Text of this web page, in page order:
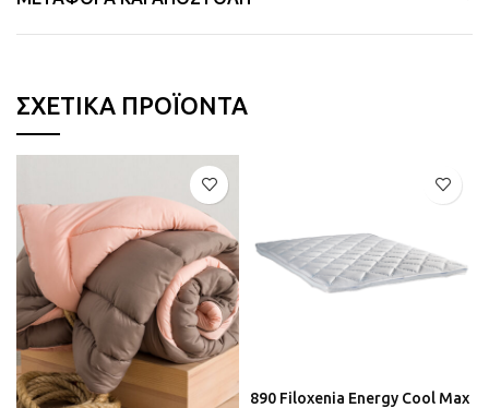
ΣΧΕΤΙΚΆ ΠΡΟΪΌΝΤΑ
890 Filoxenia Energy Cool Max